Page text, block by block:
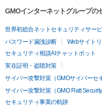
GMOインターネットグループの
世界初総合ネットセキュリティサー
パスワード漏洩診断
Webサイト
セキュリティ相談AIチャットボット
実在証明・盗聴対策
サイバー攻撃対策（GMOサイバーセ
サイバー攻撃対策（GMO Flatt Security
セキュリティ事業の軌跡